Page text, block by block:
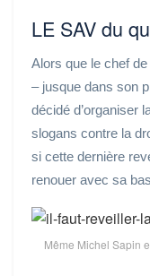
LE SAV du
Alors que le chef de
– jusque dans son
décidé d’organiser
slogans contre la
si cette dernière
renouer avec sa
Même Michel Sapin